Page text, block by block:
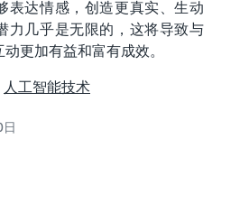
表达情感，创造更真实、生动
力几乎是无限的，这将导致与
更加有益和富有成效。
人工智能技术